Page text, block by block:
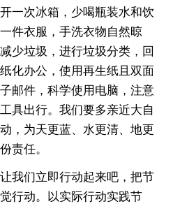
一次冰箱，少喝瓶装水和饮
件衣服，手洗衣物自然晾
少垃圾，进行垃圾分类，回
化办公，使用再生纸且双面
邮件，科学使用电脑，注意
具出行。我们要多亲近大自
，为天更蓝、水更清、地更
责任。
我们立即行动起来吧，把节
行动。以实际行动实践节